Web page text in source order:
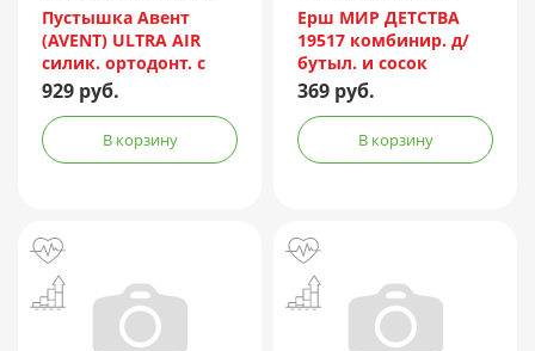
B.V./Нидерланды
Пустышка Авент
(AVENT) ULTRA AIR
силик. ортодонт. с
щитком-нагубником
кольцом-держ. (0-
6мес.) с фут. №2 (арт.
SCF085/59)
929 руб.
В корзину
Китай
Ерш МИР ДЕТСТВА
19517 комбинир. д/
бутыл. и сосок
369 руб.
В корзину